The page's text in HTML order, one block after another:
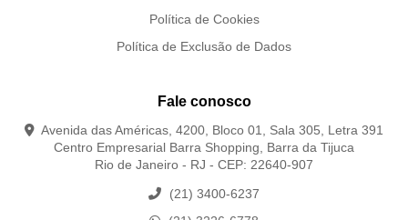
Política de Cookies
Política de Exclusão de Dados
Fale conosco
Avenida das Américas, 4200, Bloco 01, Sala 305, Letra 391
Centro Empresarial Barra Shopping, Barra da Tijuca
Rio de Janeiro - RJ - CEP: 22640-907
(21) 3400-6237